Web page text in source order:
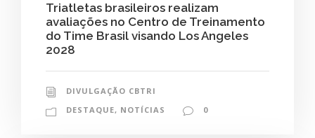
Triatletas brasileiros realizam
avaliações no Centro de Treinamento
do Time Brasil visando Los Angeles
2028
DIVULGAÇÃO CBTRI
DESTAQUE, NOTÍCIAS 0